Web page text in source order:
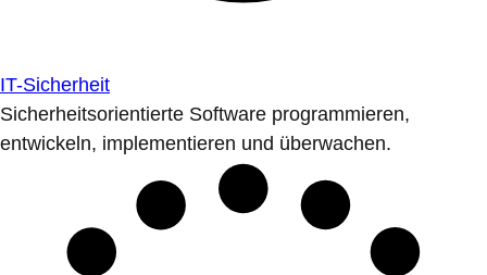
IT-Sicherheit
Sicherheitsorientierte Software programmieren,
entwickeln, implementieren und überwachen.